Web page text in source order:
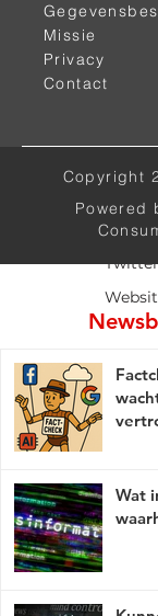
Gab
Twitter
Wat
Missie
Privacy
Contact
Copyright
Powered